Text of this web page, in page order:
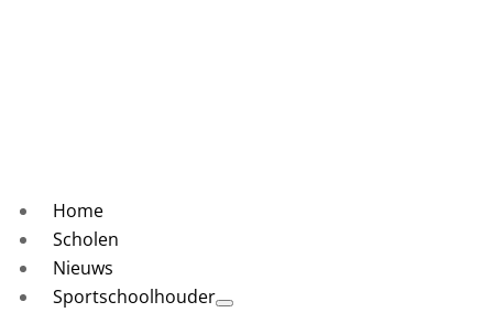
Home
Scholen
Nieuws
Sportschoolhouder